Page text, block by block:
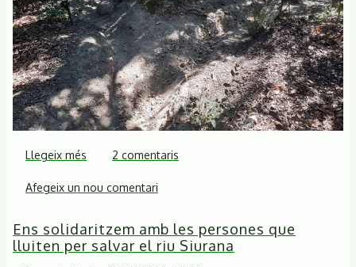
Llegeix més sobre
de
Natura
2021.
2 comentaris
Afegeix un nou comentari
Ens solidaritzem amb les persones que
lluiten per salvar el riu Siurana